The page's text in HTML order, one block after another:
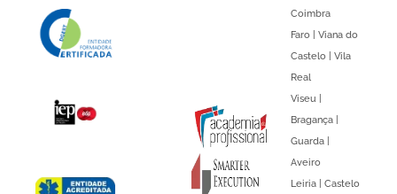
Coimbra
Faro | Viana do
Castelo | Vila
Real
Viseu |
Bragança |
Guarda |
Aveiro
Leiria | Castelo